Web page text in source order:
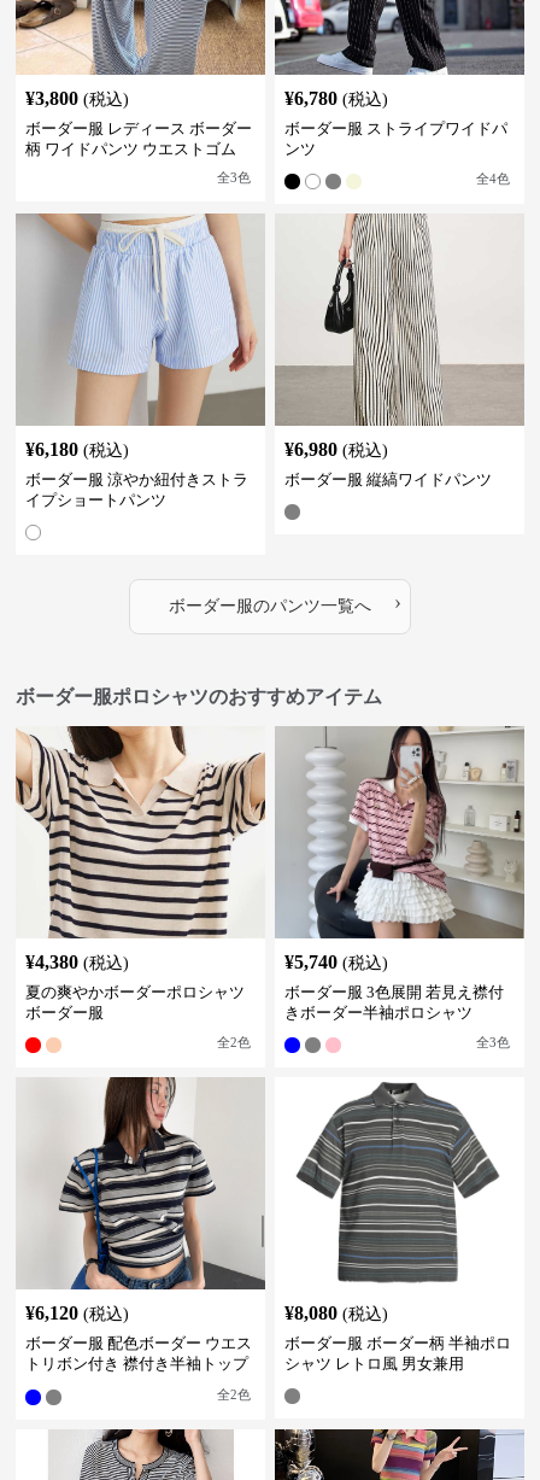
¥3,800 (税込)
ボーダー服 レディース ボーダー
柄 ワイドパンツ ウエストゴム
全3色
¥6,780 (税込)
ボーダー服 ストライプワイドパ
ンツ
全4色
¥6,180 (税込)
ボーダー服 涼やか紐付きストラ
イプショートパンツ
¥6,980 (税込)
ボーダー服 縦縞ワイドパンツ
ボーダー服のパンツ一覧へ ›
ボーダー服ポロシャツのおすすめアイテム
¥4,380 (税込)
夏の爽やかボーダーポロシャツ
ボーダー服
全2色
¥5,740 (税込)
ボーダー服 3色展開 若見え襟付
きボーダー半袖ポロシャツ
全3色
¥6,120 (税込)
ボーダー服 配色ボーダー ウエス
トリボン付き 襟付き半袖トップ
全2色
¥8,080 (税込)
ボーダー服 ボーダー柄 半袖ポロ
シャツ レトロ風 男女兼用